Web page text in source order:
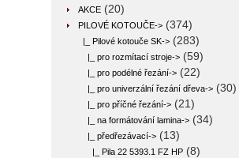
AKCE (20)
PILOVÉ KOTOUČE-> (374)
|_ Pilové kotouče SK-> (283)
|_ pro rozmítací stroje-> (59)
|_ pro podélné řezání-> (22)
|_ pro univerzální řezání dřeva-> (30)
|_ pro příčné řezání-> (21)
|_ na formátování lamina-> (34)
|_ předřezávací-> (13)
|_ Pila 22 5393.1 FZ HP (8)